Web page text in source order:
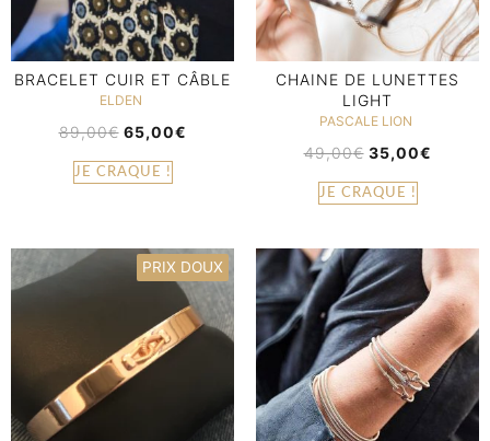
BRACELET CUIR ET CÂBLE
ELDEN
89,00€ 65,00€
JE CRAQUE !
CHAINE DE LUNETTES
LIGHT
PASCALE LION
49,00€ 35,00€
JE CRAQUE !
PRIX DOUX